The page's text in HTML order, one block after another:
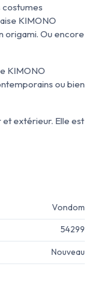
costumes
KIMONO
origami. Ou encore
KIMONO
ou bien
extérieur. Elle est
Vondom
54299
Nouveau